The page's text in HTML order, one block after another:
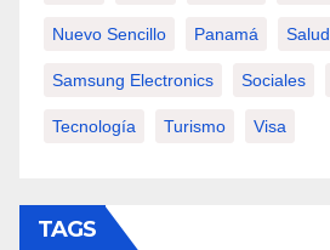
Nuevo Sencillo Panamá Salud
Samsung Electronics Sociales
Tecnología Turismo Visa
TAGS